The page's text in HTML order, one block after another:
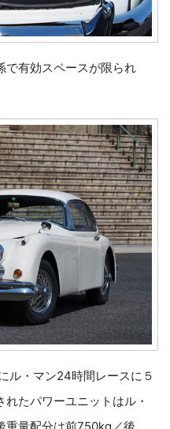
で有効スペースが限られ
ル・マン24時間レースに５
たパワーユニットはル・